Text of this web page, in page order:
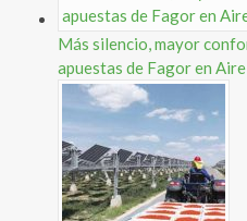
Más silencio, mayor
apuestas de Fagor en